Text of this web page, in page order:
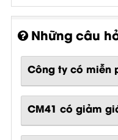
Những câu
Công ty có miễn
CM41 có giảm